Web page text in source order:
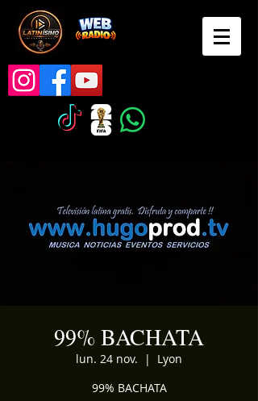
99% BACHATA
lun. 24 nov.
  |
Lyon
99% BACHATA